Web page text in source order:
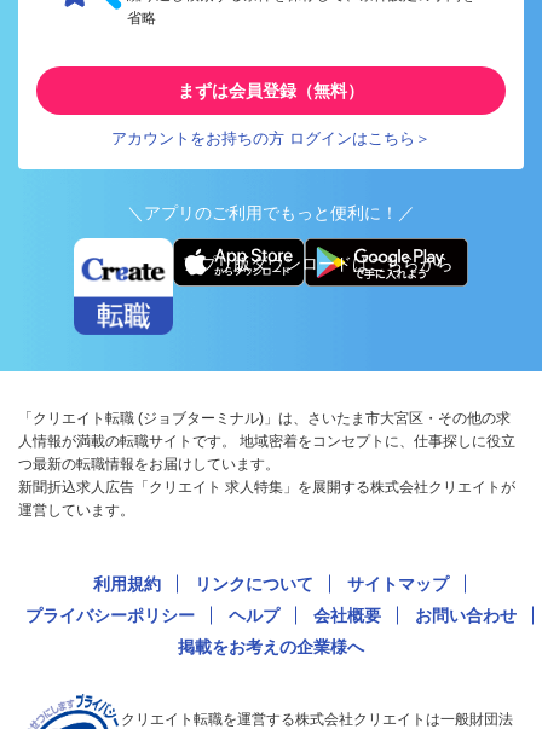
省略
まずは会員登録（無料）
アカウントをお持ちの方 ログインはこちら＞
＼アプリのご利用でもっと便利に！／
アプリ版ダウンロードはこちらから
「クリエイト転職 (ジョブターミナル)」は、さいたま市大宮区・その他の求
人情報が満載の転職サイトです。 地域密着をコンセプトに、仕事探しに役立
つ最新の転職情報をお届けしています。
新聞折込求人広告「クリエイト 求人特集」を展開する株式会社クリエイトが
運営しています。
利用規約 リンクについて
サイトマップ
プライバシーポリシー
ヘルプ 会社概要
お問い合わせ
掲載をお考えの企業様へ
クリエイト転職を運営する株式会社クリエイトは一般財団法